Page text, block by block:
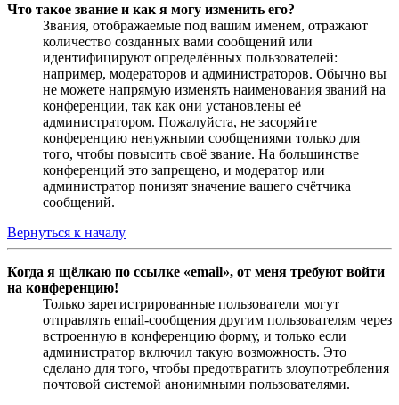
Что такое звание и как я могу изменить его?
Звания, отображаемые под вашим именем, отражают
количество созданных вами сообщений или
идентифицируют определённых пользователей:
например, модераторов и администраторов. Обычно вы
не можете напрямую изменять наименования званий на
конференции, так как они установлены её
администратором. Пожалуйста, не засоряйте
конференцию ненужными сообщениями только для
того, чтобы повысить своё звание. На большинстве
конференций это запрещено, и модератор или
администратор понизят значение вашего счётчика
сообщений.
Вернуться к началу
Когда я щёлкаю по ссылке «email», от меня требуют войти
на конференцию!
Только зарегистрированные пользователи могут
отправлять email-сообщения другим пользователям через
встроенную в конференцию форму, и только если
администратор включил такую возможность. Это
сделано для того, чтобы предотвратить злоупотребления
почтовой системой анонимными пользователями.